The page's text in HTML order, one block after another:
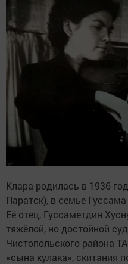
Клара родилась в 1936
Паратск), в семье
Её отец, Гуссаметдин
тяжёлой, но достойной
Чистопольского района
«сына кулака», скитания